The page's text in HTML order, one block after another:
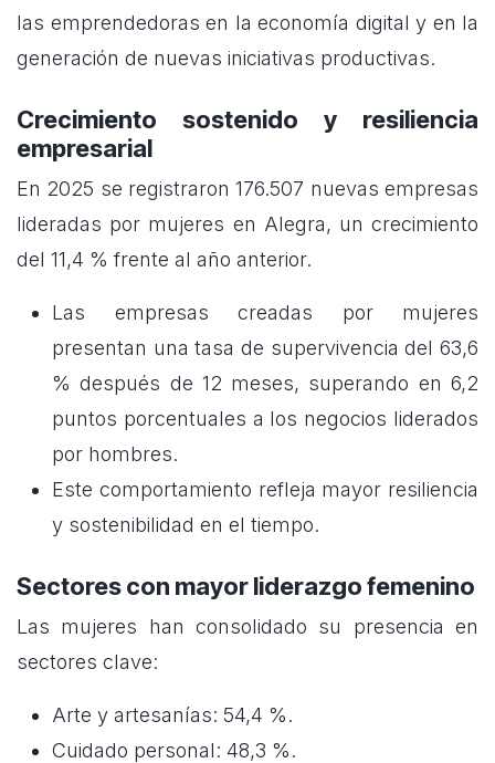
las emprendedoras en la economía digital y en la
generación de nuevas iniciativas productivas.
Crecimiento sostenido y resiliencia
empresarial
En 2025 se registraron 176.507 nuevas empresas
lideradas por mujeres en Alegra, un crecimiento
del 11,4 % frente al año anterior.
Las empresas creadas por mujeres
presentan una tasa de supervivencia del 63,6
% después de 12 meses, superando en 6,2
puntos porcentuales a los negocios liderados
por hombres.
Este comportamiento refleja mayor resiliencia
y sostenibilidad en el tiempo.
Sectores con mayor liderazgo femenino
Las mujeres han consolidado su presencia en
sectores clave:
Arte y artesanías: 54,4 %.
Cuidado personal: 48,3 %.